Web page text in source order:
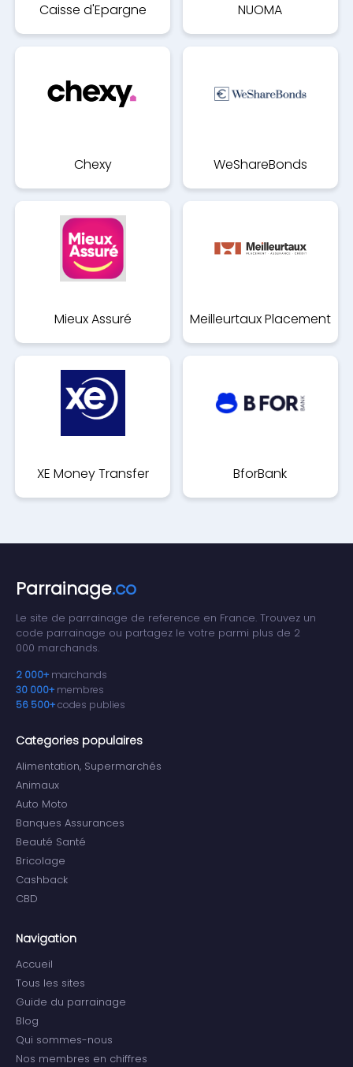
Caisse d'Epargne
Charentes
NUOMA
Chexy WeShareBonds
Mieux Assuré Meilleurtaux Placement
XE Money Transfer BforBank
Parrainage.co
Le site de parrainage de reference en France. Trouvez un
code parrainage ou partagez le votre parmi plus de 2
000 marchands.
2 000+ marchands
30 000+ membres
56 500+codes publies
Categories populaires
Alimentation, Supermarchés
Animaux
Auto Moto
Banques Assurances
Beauté Santé
Bricolage
Cashback
CBD
Navigation
Accueil
Tous les sites
Guide du parrainage
Blog
Qui sommes-nous
Nos membres en chiffres